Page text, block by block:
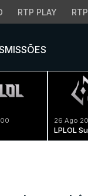
RTP PLAY
26 Ago
LPLOL